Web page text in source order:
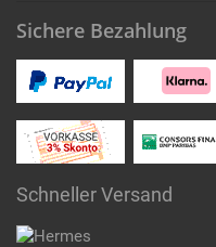
Sichere Bezahlung
Schneller Versand